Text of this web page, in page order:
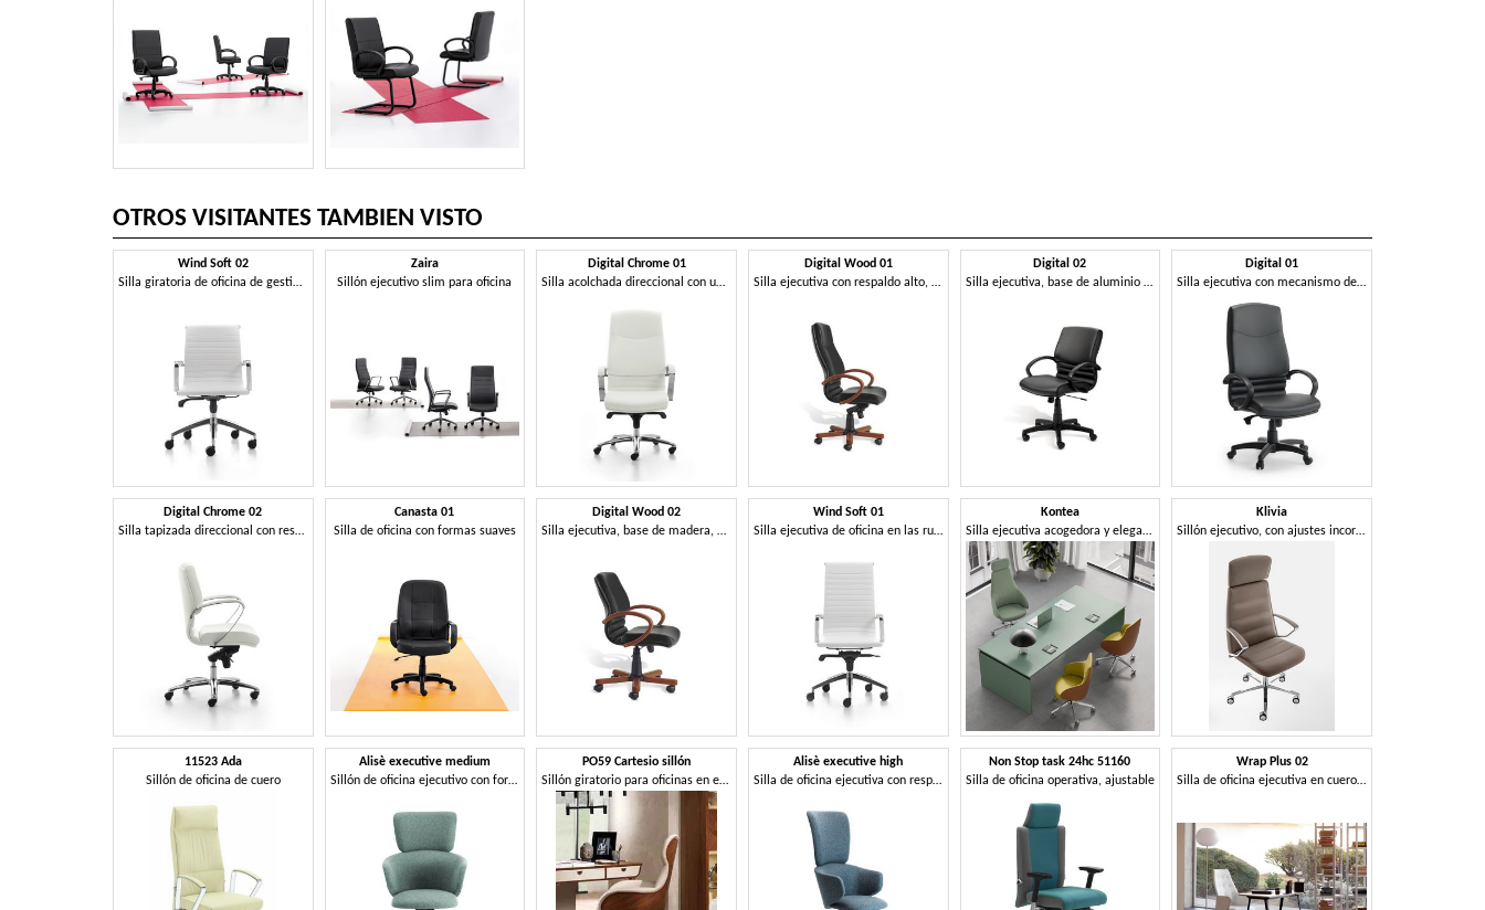
OTROS VISITANTES TAMBIEN VISTO
Wind Soft 02
Silla giratoria de oficina de gestión, en acero cromado
Zaira
Sillón ejecutivo slim para oficina
Digital Chrome 01
Silla acolchada direccional con un respaldo alto para la oficina
Digital Wood 01
Silla ejecutiva con respaldo alto, relleno, para la oficina
Digital 02
Silla ejecutiva, base de aluminio pulido, para la oficina
Digital 01
Silla ejecutiva con mecanismo de inclinación, para la oficina
Digital Chrome 02
Silla tapizada direccional con respaldo medio para la oficina
Canasta 01
Silla de oficina con formas suaves
Digital Wood 02
Silla ejecutiva, base de madera, para la oficina
Wind Soft 01
Silla ejecutiva de oficina en las ruedas, apoyabrazos de aluminio
Kontea
Silla ejecutiva acogedora y elegante
Klivia
Sillón ejecutivo, con ajustes incorporados en el asiento
11523 Ada
Sillón de oficina de cuero
Alisè executive medium
Sillón de oficina ejecutivo con formas envolventes
PO59 Cartesio sillón
Sillón giratorio para oficinas en estilo clásico contemporáneo
Alisè executive high
Silla de oficina ejecutiva con respaldo alto
Non Stop task 24hc 51160
Silla de oficina operativa, ajustable
Wrap Plus 02
Silla de oficina ejecutiva en cuero o tejido